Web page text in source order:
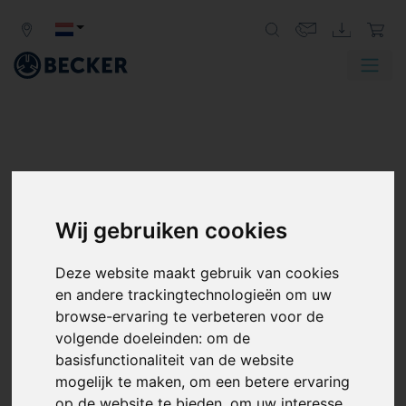
Wij gebruiken cookies
Deze website maakt gebruik van cookies
en andere trackingtechnologieën om uw
browse-ervaring te verbeteren voor de
volgende doeleinden:om de
basisfunctionaliteit van de website
mogelijk te maken,om een betere ervaring